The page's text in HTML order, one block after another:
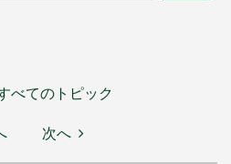
べてのトピック
次へ